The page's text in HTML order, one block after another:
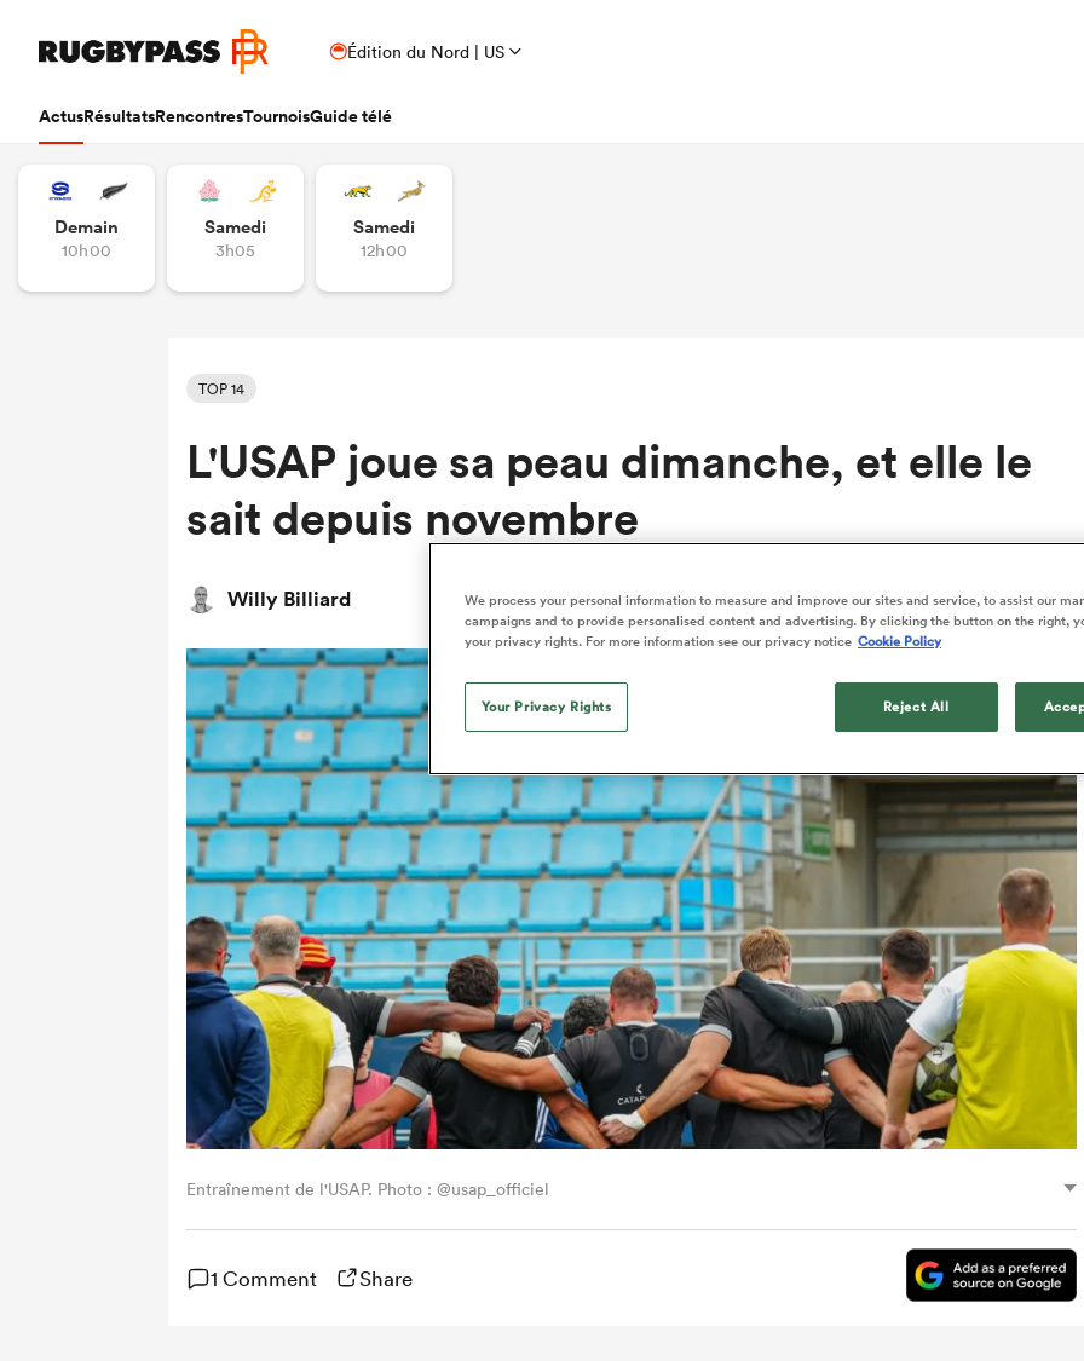
Édition du Nord | US
ActusRésultatsRencontresTournoisGuide télé
Demain
10h00
Samedi
3h05
Samedi
12h00
TOP 14
L'USAP joue sa peau dimanche, et elle le
sait depuis novembre
Willy Billiard
Updated: 12 June 2026 01:11 PDT
Entraînement de l'USAP. Photo : @usap_officiel
1 Comment Share
We process your personal information to measure and improve our sites and service, to assist our
campaigns and to provide personalised content and advertising. By clicking the button on the right,
your privacy rights. For more information see our privacy notice Cookie Policy
Your Privacy Rights Reject All